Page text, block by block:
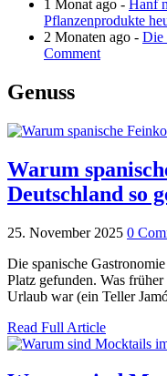
1 Monat ago - Hanf
Pflanzenprodukte
2 Monaten ago - Die
Comment
Genuss
Warum
Deutschland so
25. November 2025 0
Die spanische
Platz gefunden. Was
Urlaub war (ein Teller
Read Full Article